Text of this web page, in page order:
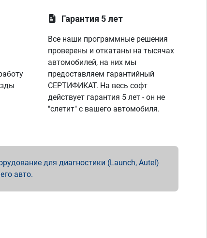
Гарантия 5 лет
Все наши программные решения
проверены и откатаны на тысячах
автомобилей, на них мы
предоставляем гарантийный
СЕРТИФИКАТ. На весь софт
действует гарантия 5 лет - он не
"слетит" с вашего автомобиля.
для диагностики (Launch, Autel)
авто.